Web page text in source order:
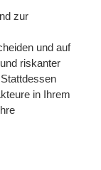
zur
und auf
riskanter
in Ihrem